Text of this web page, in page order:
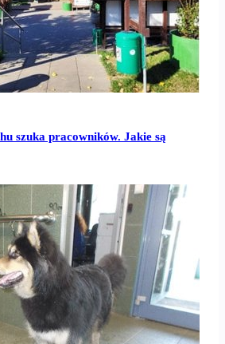
szuka pracowników. Jakie są